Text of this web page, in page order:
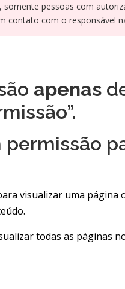
pessoas com
contato com o responsável
apenas
visualizar uma página
todas as páginas